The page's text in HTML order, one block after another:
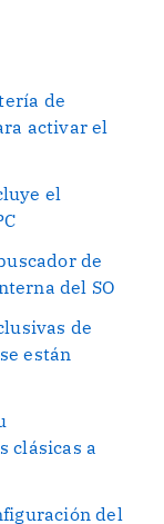
de
activar el
el
de
del SO
de
están
clásicas a
del